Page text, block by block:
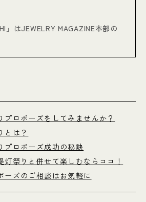
」はJEWELRY MAGAZINE本部の
プロポーズをしてみませんか？
とは？
プロポーズ成功の秘訣
灯祭りと併せて楽しむならココ！
ーズのご相談はお気軽に